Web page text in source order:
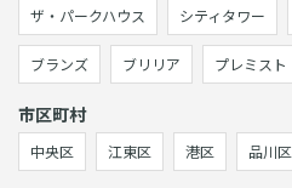
ザ・パークハウス シティタワー
ブランズ ブリリア プレミスト
市区町村
中央区 江東区 港区 品川区